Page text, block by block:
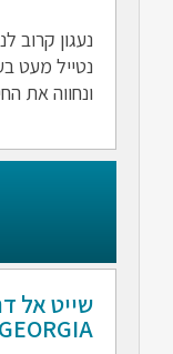
נעגון קרוב
נטייל מעט
ונחווה את
GEORGIA